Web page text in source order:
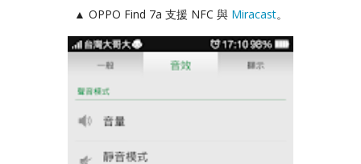
▲ OPPO Find 7a 支援 NFC 與 Miracast。